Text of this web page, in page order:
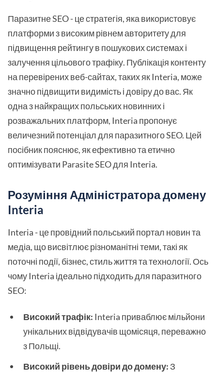
Паразитне SEO - це стратегія, яка використовує
платформи з високим рівнем авторитету для
підвищення рейтингу в пошукових системах і
залучення цільового трафіку. Публікація контенту
на перевірених веб-сайтах, таких як Interia, може
значно підвищити видимість і довіру до вас. Як
одна з найкращих польських новинних і
розважальних платформ, Interia пропонує
величезний потенціал для паразитного SEO. Цей
посібник пояснює, як ефективно та етично
оптимізувати Parasite SEO для Interia.
Розуміння Адміністратора домену
Interia
Interia - це провідний польський портал новин та
медіа, що висвітлює різноманітні теми, такі як
поточні події, бізнес, стиль життя та технології. Ось
чому Interia ідеально підходить для паразитного
SEO:
Високий трафік: Interia приваблює мільйони
унікальних відвідувачів щомісяця, переважно
з Польщі.
Високий рівень довіри до домену:З